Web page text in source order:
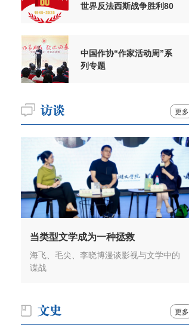
世界反法西斯战争胜利80
中国作协“作家活动周”系
列专题
更多
当类型文学成为一种拯救
海飞、毛尖、李晓博漫谈影视与文学中的
谍战
更多